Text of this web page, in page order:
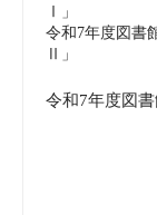
Ⅰ」
令和7年度図書
Ⅱ」
令和7年度図